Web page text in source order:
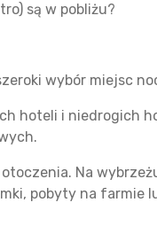
są w pobliżu?
wybór miejsc
hoteli i niedrogich
Na
pobyty na